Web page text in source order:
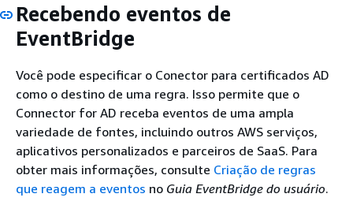
Recebendo eventos de
EventBridge
Você pode especificar o Conector para certificados AD
como o destino de uma regra. Isso permite que o
Connector for AD receba eventos de uma ampla
variedade de fontes, incluindo outros AWS serviços,
aplicativos personalizados e parceiros de SaaS. Para
obter mais informações, consulte Criação de regras
que reagem a eventos no Guia EventBridge do usuário.